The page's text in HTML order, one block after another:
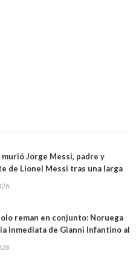
murió Jorge Messi, padre y
de Lionel Messi tras una larga
reman en conjunto: Noruega
inmediata de Gianni Infantino al